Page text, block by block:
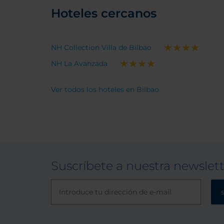
Hoteles cercanos
NH Collection Villa de Bilbao
NH La Avanzada
Ver todos los hoteles en Bilbao
Suscríbete a nuestra